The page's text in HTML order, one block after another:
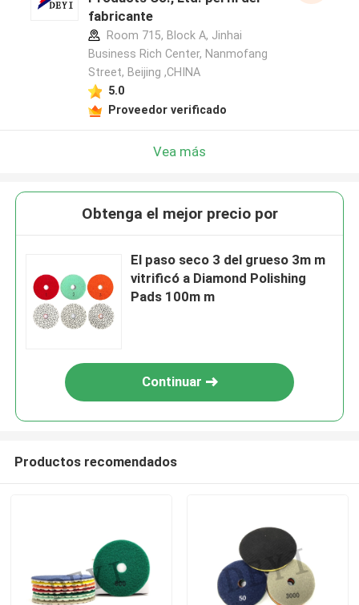
fabricante
Room 715, Block A, Jinhai
Business Rich Center, Nanmofang
Street, Beijing ,CHINA
5.0
Proveedor verificado
Vea más
Obtenga el mejor precio por
El paso seco 3 del grueso 3m m
vitrificó a Diamond Polishing
Pads 100m m
Continuar
Productos recomendados